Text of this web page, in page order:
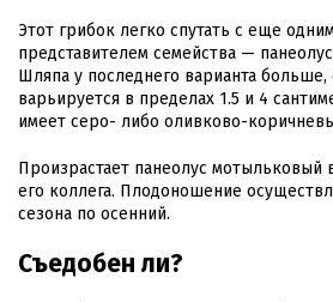
Этот грибок легко спутать с еще
представителем семейства —
Шляпа у последнего варианта больше,
варьируется в пределах 1.5 и 4
имеет серо- либо оливково-
Произрастает панеолус мотыльковый
его коллега. Плодоношение
сезона по осенний.
Съедобен ли?